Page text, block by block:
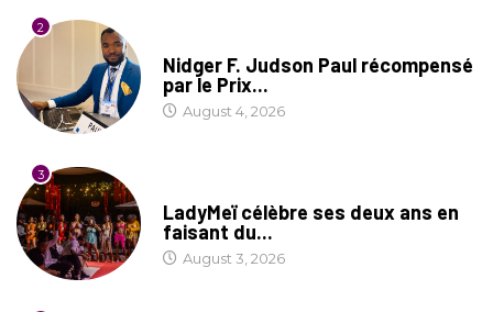
2
Nidger F. Judson Paul récompensé
par le Prix...
August 4, 2026
3
LadyMeï célèbre ses deux ans en
faisant du...
August 3, 2026